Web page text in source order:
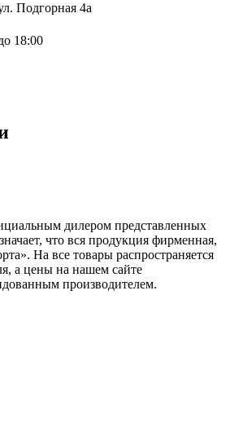
Подгорная 4а
18:00
дилером представленных
что вся продукция фирменная,
На все товары распространяется
а цены на нашем сайте
производителем.